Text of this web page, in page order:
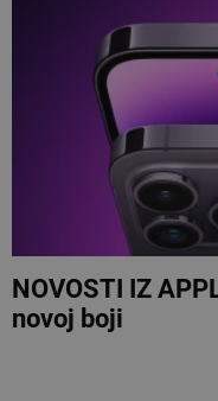
NOVOSTI IZ
novoj boji